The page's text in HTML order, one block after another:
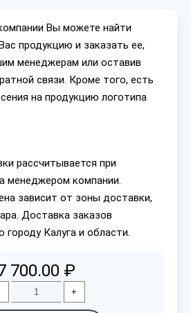
Вы можете найти
продукцию и заказать ее,
менеджерам или оставив
связи. Кроме того, есть
на продукцию логотипа
рассчитывается при
менеджером компании.
зависит от зоны доставки,
Доставка заказов
городу Калуга и области.
700.00 ₽
+